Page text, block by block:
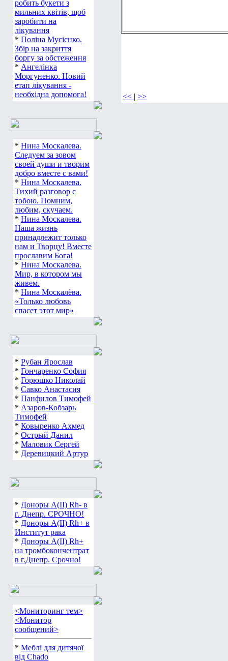
робить букети з
мильних квітів, щоб
заробити на
лікування
* Поліна Мусієнко.
Збір на закриття
боргу за обстеження
* Ангелінка
Моргуненко. Новий
етап лікування -
необхідна допомога!
* Нина Москалева.
Следуем за зовом
своей души и творим
добро вместе с вами!
* Нина Москалева.
Тихий разговор с
тобою. Помним,
любим, скучаем.
* Нина Москалева.
Наша жизнь
принадлежит только
нам и Творцу! Вместе
прославим Бога!
* Нина Москалева.
Мир, в котором мы
живем.
* Нина Москалёва.
«Только любовь
спасет этот мир»
* Рубан Ярослав
* Гончаренко София
* Горюшко Николай
* Савко Анастасия
* Панфилов Тимофей
* Азаров-Кобзарь
Тимофей
* Ковыренко Ахмед
* Острый Данил
* Маловик Сергей
* Деревицкий Артур
* Доноры А(ІІ) Rh- в
г. Днепр. СРОЧНО!
* Доноры А(ІІ) Rh+ в
Институт рака
* Доноры А(ІІ) Rh+
на тромбокончентрат
в г.Днепр. Срочно!
<Мониторинг тем>
<Монитор
сообщений>
* Меблі для дитячої
від Chado
<< | >>